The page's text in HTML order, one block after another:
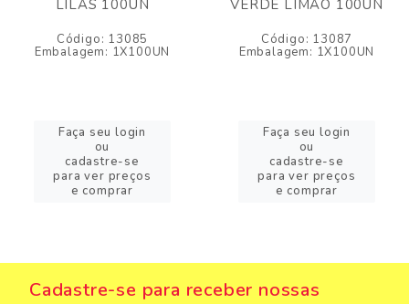
LILAS 100UN
Código: 13085
Embalagem: 1X100UN
Faça seu login
ou
cadastre-se
para ver preços
e comprar
VERDE LIMAO 100UN
Código: 13087
Embalagem: 1X100UN
Faça seu login
ou
cadastre-se
para ver preços
e comprar
Cadastre-se para receber nossas